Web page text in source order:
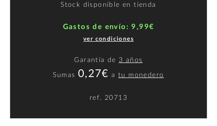
Stock disponible en tienda
Gastos de envío: 9,99€
ver condiciones
Garantía de 3 años
Sumas 0,27€ atu monedero
ref. 20713